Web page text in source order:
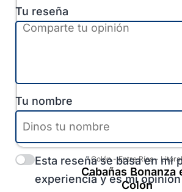
Colón-Entre Ríos- Litoral
Cabañas Bonanza
Colón
Tu reseña
Tu nombre
Esta reseña se basa en mi
experiencia y es mi